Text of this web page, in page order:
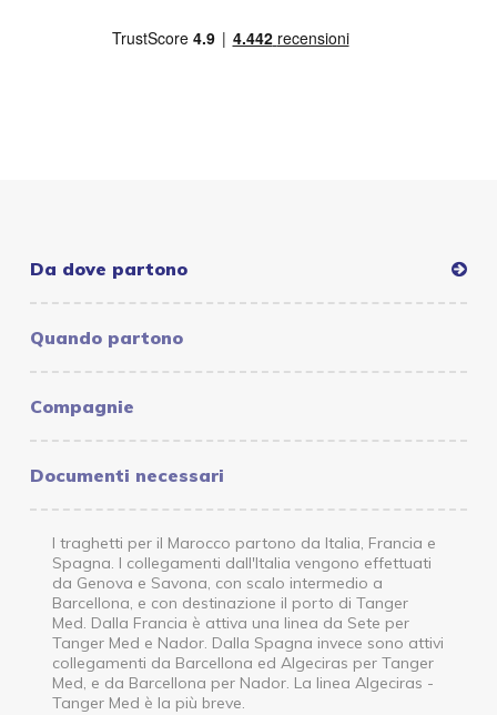
Da dove partono
Quando partono
Compagnie
Documenti necessari
I traghetti per il Marocco partono da Italia, Francia e
Spagna. I collegamenti dall'Italia vengono effettuati
da Genova e Savona, con scalo intermedio a
Barcellona, e con destinazione il porto di Tanger
Med. Dalla Francia è attiva una linea da Sete per
Tanger Med e Nador. Dalla Spagna invece sono attivi
collegamenti da Barcellona ed Algeciras per Tanger
Med, e da Barcellona per Nador. La linea Algeciras -
Tanger Med è la più breve.